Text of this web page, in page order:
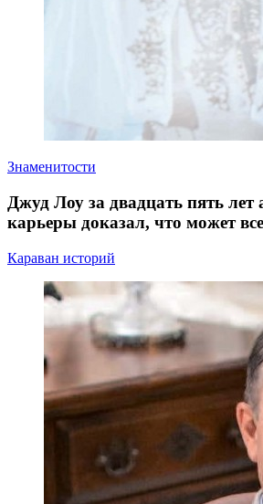
Знаменитости
Джуд Лоу за двадцать пять лет
карьеры доказал, что может все
Караван историй